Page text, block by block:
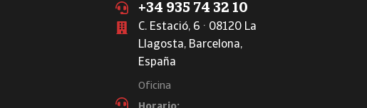
+34 935 74 32 10
C. Estació, 6 · 08120 La
Llagosta, Barcelona,
España
Oficina